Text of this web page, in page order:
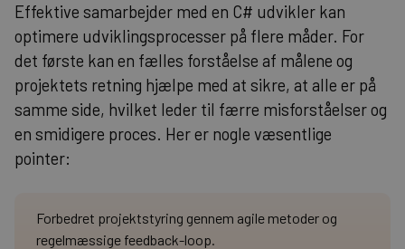
Effektive samarbejder med en C# udvikler kan
optimere udviklingsprocesser på flere måder. For
det første kan en fælles forståelse af målene og
projektets retning hjælpe med at sikre, at alle er på
samme side, hvilket leder til færre misforståelser og
en smidigere proces. Her er nogle væsentlige
pointer:
Forbedret projektstyring gennem agile metoder og
regelmæssige feedback-loop.